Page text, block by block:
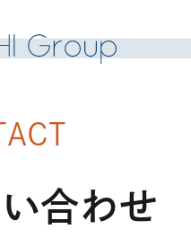
合わせ